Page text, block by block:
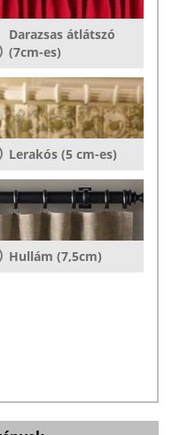
Darazsas átlátszó
(7cm-es)
Lerakós (5 cm-es)
Hullám (7,5cm)